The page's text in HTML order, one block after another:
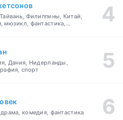
Филиппины, Китай,
мюзикл, фантастика,
Дания, Нидерланды,
спорт
комедия, фантастика